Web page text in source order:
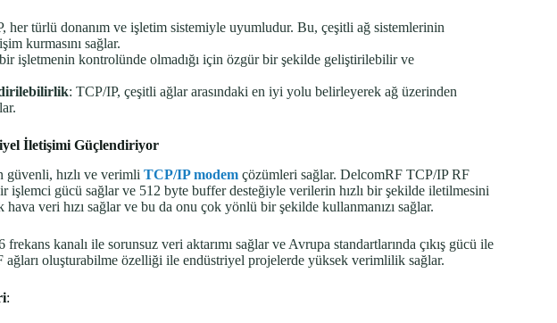
her türlü donanım ve işletim sistemiyle uyumludur. Bu, çeşitli ağ sistemlerinin
kurmasını sağlar.
işletmenin kontrolünde olmadığı için özgür bir şekilde geliştirilebilir ve
: TCP/IP, çeşitli ağlar arasındaki en iyi yolu belirleyerek ağ üzerinden
İletişimi Güçlendiriyor
güvenli, hızlı ve verimliTCP/IP modem çözümleri sağlar. DelcomRF TCP/IP RF
gücü sağlar ve 512 byte buffer desteğiyle verilerin hızlı bir şekilde iletilmesini
veri hızı sağlar ve bu da onu çok yönlü bir şekilde kullanmanızı sağlar.
kanalı ile sorunsuz veri aktarımı sağlar ve Avrupa standartlarında çıkış gücü ile
ağları oluşturabilme özelliği ile endüstriyel projelerde yüksek verimlilik sağlar.
: